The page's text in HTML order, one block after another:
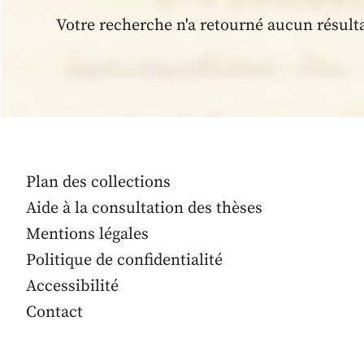
Votre recherche n'a retourné aucun
Plan des collections
Aide à la consultation des thèses
Mentions légales
Politique de confidentialité
Accessibilité
Contact